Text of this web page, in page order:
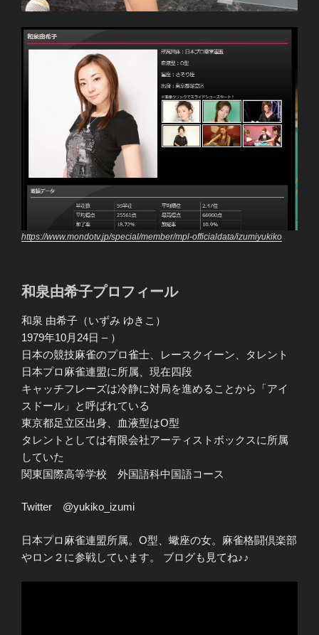
https://www.mondotv.jp/special/member/mpl-officialdata/izumiyukiko
和泉由希子プロフィール
和泉 由希子（いずみ ゆきこ）
1979年10月24日 – ）
日本の競技麻雀のプロ雀士、レースクイーン、タレント
日本プロ麻雀連盟に所属、現在四段
キャッチフレーズは冷静に対局を進めることから「アイ
スドール」と呼ばれている
東京都足立区出身、血液型はO型
タレントとしては有限会社アーティストボックスに所属
していた
関東国際高等学校 外国語科中国語コース
Twitter @yukiko_izumi
日本プロ麻雀連盟所属。O型、蠍座の女。麻雀格闘倶楽部
やロン２に参戦しています。 ブログも見てね♪♪